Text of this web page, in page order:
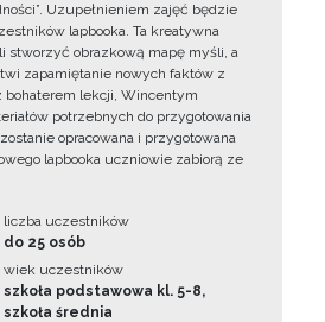
Uzupełnieniem zajęć będzie
lapbooka. Ta kreatywna
stworzyć obrazkową mapę myśli, a
zapamiętanie nowych faktów z
bohaterem lekcji, Wincentym
potrzebnych do przygotowania
opracowana i przygotowana
lapbooka uczniowie zabiorą ze
liczba uczestników
do 25 osób
wiek uczestników
szkoła podstawowa kl. 5-8,
szkoła średnia